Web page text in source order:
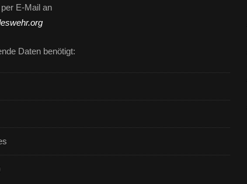
E-Mail an
Daten benötigt: